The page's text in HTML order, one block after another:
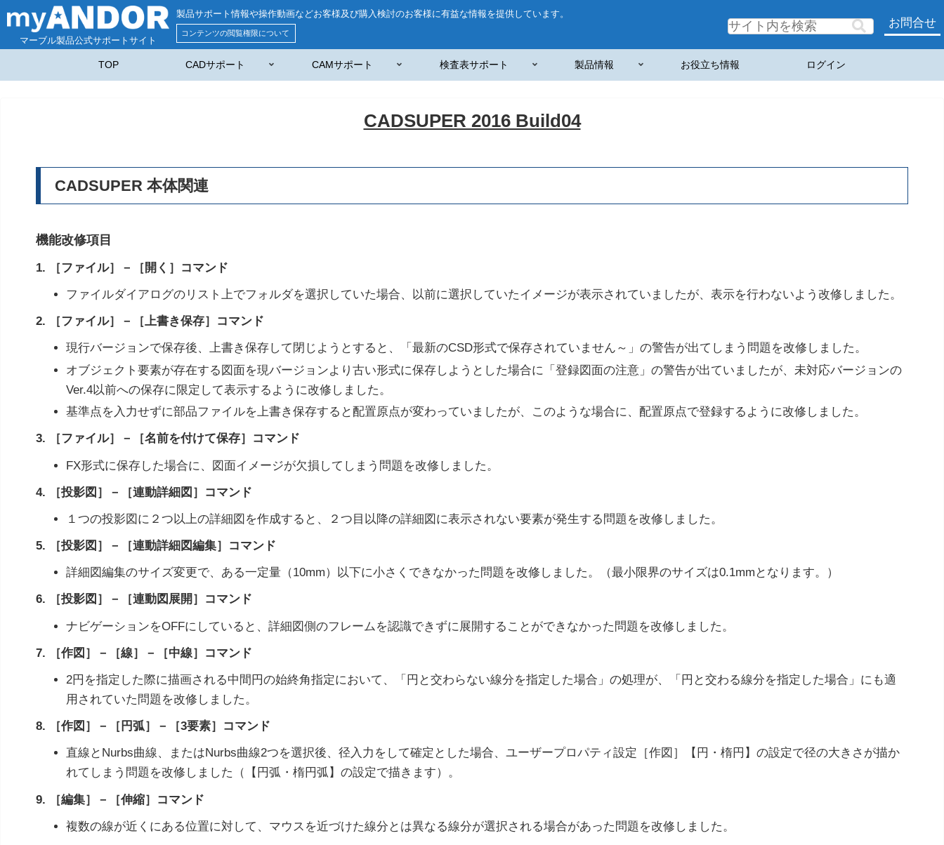
マーブル製品公式サポートサイト
製品サポート情報や操作動画などお客様及び購入検討のお客様に有益な情報を提供しています。
コンテンツの閲覧権限について
お問合せ
TOP CADサポート CAMサポート 検査表サポート 製品情報 お役立ち情報 ログイン
CADSUPER 2016 Build04
CADSUPER 本体関連
機能改修項目
1. ［ファイル］－［開く］コマンド
ファイルダイアログのリスト上でフォルダを選択していた場合、以前に選択していたイメージが表示されていましたが、表示を行わないよう改修しました。
2. ［ファイル］－［上書き保存］コマンド
現行バージョンで保存後、上書き保存して閉じようとすると、「最新のCSD形式で保存されていません～」の警告が出てしまう問題を改修しました。
オブジェクト要素が存在する図面を現バージョンより古い形式に保存しようとした場合に「登録図面の注意」の警告が出ていましたが、未対応バージョンの
Ver.4以前への保存に限定して表示するように改修しました。
基準点を入力せずに部品ファイルを上書き保存すると配置原点が変わっていましたが、このような場合に、配置原点で登録するように改修しました。
3. ［ファイル］－［名前を付けて保存］コマンド
FX形式に保存した場合に、図面イメージが欠損してしまう問題を改修しました。
4. ［投影図］－［連動詳細図］コマンド
１つの投影図に２つ以上の詳細図を作成すると、２つ目以降の詳細図に表示されない要素が発生する問題を改修しました。
5. ［投影図］－［連動詳細図編集］コマンド
詳細図編集のサイズ変更で、ある一定量（10mm）以下に小さくできなかった問題を改修しました。（最小限界のサイズは0.1mmとなります。）
6. ［投影図］－［連動図展開］コマンド
ナビゲーションをOFFにしていると、詳細図側のフレームを認識できずに展開することができなかった問題を改修しました。
7. ［作図］－［線］－［中線］コマンド
2円を指定した際に描画される中間円の始終角指定において、「円と交わらない線分を指定した場合」の処理が、「円と交わる線分を指定した場合」にも適
用されていた問題を改修しました。
8. ［作図］－［円弧］－［3要素］コマンド
直線とNurbs曲線、またはNurbs曲線2つを選択後、径入力をして確定とした場合、ユーザープロパティ設定［作図］【円・楕円】の設定で径の大きさが描か
れてしまう問題を改修しました（【円弧・楕円弧】の設定で描きます）。
9. ［編集］－［伸縮］コマンド
複数の線が近くにある位置に対して、マウスを近づけた線分とは異なる線分が選択される場合があった問題を改修しました。